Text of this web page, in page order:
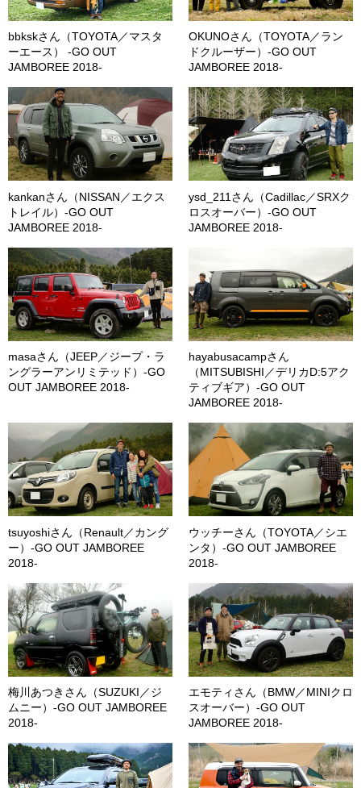
bbkskさん（TOYOTA／マスタ
ーエース） -GO OUT
JAMBOREE 2018-
OKUNOさん（TOYOTA／ラン
ドクルーザー）-GO OUT
JAMBOREE 2018-
kankanさん（NISSAN／エクス
トレイル）-GO OUT
JAMBOREE 2018-
ysd_211さん（Cadillac／SRXク
ロスオーバー）-GO OUT
JAMBOREE 2018-
masaさん（JEEP／ジープ・ラ
ングラーアンリミテッド）-GO
OUT JAMBOREE 2018-
hayabusacampさん
（MITSUBISHI／デリカD:5アク
ティブギア）-GO OUT
JAMBOREE 2018-
tsuyoshiさん（Renault／カング
ー）-GO OUT JAMBOREE
2018-
ウッチーさん（TOYOTA／シエ
ンタ）-GO OUT JAMBOREE
2018-
梅川あつきさん（SUZUKI／ジ
ムニー）-GO OUT JAMBOREE
2018-
エモティさん（BMW／MINIクロ
スオーバー）-GO OUT
JAMBOREE 2018-